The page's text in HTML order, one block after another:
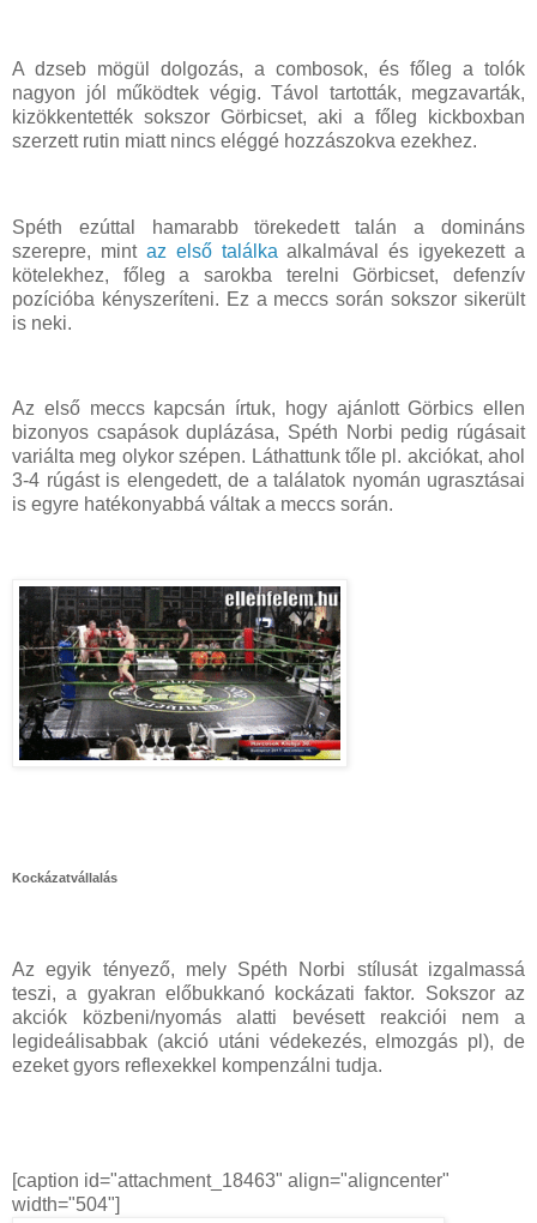
A dzseb mögül dolgozás, a combosok, és főleg a tolók
nagyon jól működtek végig. Távol tartották, megzavarták,
kizökkentették sokszor Görbicset, aki a főleg kickboxban
szerzett rutin miatt nincs eléggé hozzászokva ezekhez.
Spéth ezúttal hamarabb törekedett talán a domináns
szerepre, mint az első találka alkalmával és igyekezett a
kötelekhez, főleg a sarokba terelni Görbicset, defenzív
pozícióba kényszeríteni. Ez a meccs során sokszor sikerült
is neki.
Az első meccs kapcsán írtuk, hogy ajánlott Görbics ellen
bizonyos csapások duplázása, Spéth Norbi pedig rúgásait
variálta meg olykor szépen. Láthattunk tőle pl. akciókat, ahol
3-4 rúgást is elengedett, de a találatok nyomán ugrasztásai
is egyre hatékonyabbá váltak a meccs során.
Kockázatvállalás
Az egyik tényező, mely Spéth Norbi stílusát izgalmassá
teszi, a gyakran előbukkanó kockázati faktor. Sokszor az
akciók közbeni/nyomás alatti bevésett reakciói nem a
legideálisabbak (akció utáni védekezés, elmozgás pl), de
ezeket gyors reflexekkel kompenzálni tudja.
[caption id="attachment_18463" align="aligncenter"
width="504"]